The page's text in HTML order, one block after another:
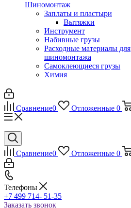
Шиномонтаж
Заплаты и пластыри
Вытяжки
Инструмент
Набивные грузы
Расходные материалы для
шиномонтажа
Самоклеющиеся грузы
Химия
Сравнение0 Отложенные 0
Сравнение0 Отложенные 0
Телефоны
+7 499 714- 51-35
Заказать звонок